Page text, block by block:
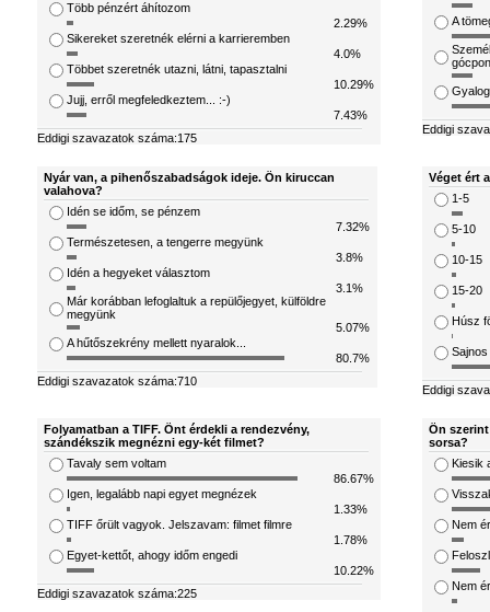
Több pénzért áhítozom
2.29%
Sikereket szeretnék elérni a karrieremben
4.0%
Többet szeretnék utazni, látni, tapasztalni
10.29%
Jujj, erről megfeledkeztem... :-)
7.43%
Eddigi szavazatok száma:175
A
Eddigi
Nyár van, a pihenőszabadságok ideje. Ön kiruccan
valahova?
Idén se időm, se pénzem
7.32%
Természetesen, a tengerre megyünk
3.8%
Idén a hegyeket választom
3.1%
Már korábban lefoglaltuk a repülőjegyet, külföldre
megyünk
5.07%
A hűtőszekrény mellett nyaralok...
80.7%
Eddigi szavazatok száma:710
Véget ért
1-5
5-10
10-15
15-20
Húsz
Eddigi
Folyamatban a TIFF. Önt érdekli a rendezvény,
szándékszik megnézni egy-két filmet?
Tavaly sem voltam
86.67%
Igen, legalább napi egyet megnézek
1.33%
TIFF őrült vagyok. Jelszavam: filmet filmre
1.78%
Egyet-kettőt, ahogy időm engedi
10.22%
Eddigi szavazatok száma:225
Ön
sorsa?
Kiesik
Nem
Nem